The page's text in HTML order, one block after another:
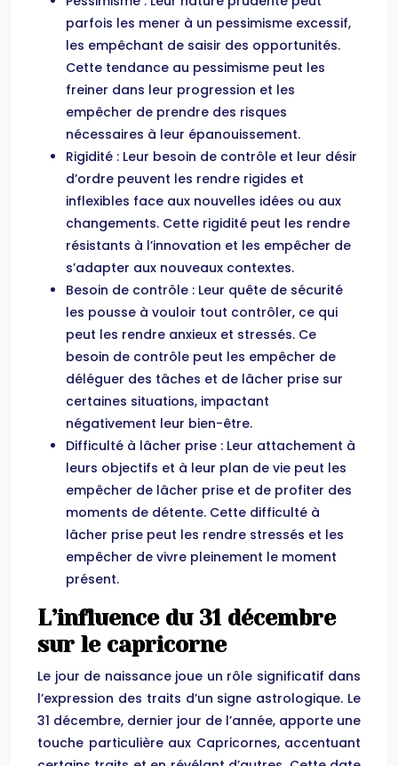
parfois les mener à un pessimisme excessif,
les empêchant de saisir des opportunités.
Cette tendance au pessimisme peut les
freiner dans leur progression et les
empêcher de prendre des risques
nécessaires à leur épanouissement.
Rigidité : Leur besoin de contrôle et leur désir
d’ordre peuvent les rendre rigides et
inflexibles face aux nouvelles idées ou aux
changements. Cette rigidité peut les rendre
résistants à l’innovation et les empêcher de
s’adapter aux nouveaux contextes.
Besoin de contrôle : Leur quête de sécurité
les pousse à vouloir tout contrôler, ce qui
peut les rendre anxieux et stressés. Ce
besoin de contrôle peut les empêcher de
déléguer des tâches et de lâcher prise sur
certaines situations, impactant
négativement leur bien-être.
Difficulté à lâcher prise : Leur attachement à
leurs objectifs et à leur plan de vie peut les
empêcher de lâcher prise et de profiter des
moments de détente. Cette difficulté à
lâcher prise peut les rendre stressés et les
empêcher de vivre pleinement le moment
présent.
L’influence du 31 décembre
sur le capricorne
Le jour de naissance joue un rôle significatif dans
l’expression des traits d’un signe astrologique. Le
31 décembre, dernier jour de l’année, apporte une
touche particulière aux Capricornes, accentuant